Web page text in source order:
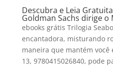
Descubra e Leia
Goldman Sachs dirige o
ebooks grátis Trilogia
encantadora, misturando
maneira que mantém você
13, 9780415026840, pode